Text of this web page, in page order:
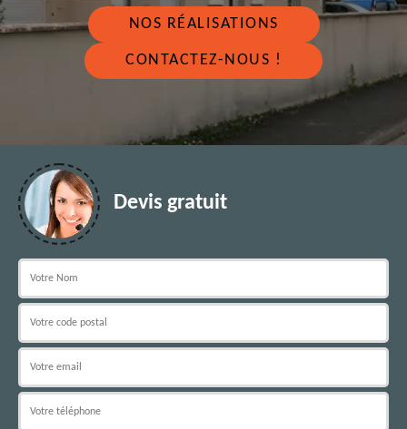
NOS RÉALISATIONS
CONTACTEZ-NOUS !
Devis gratuit